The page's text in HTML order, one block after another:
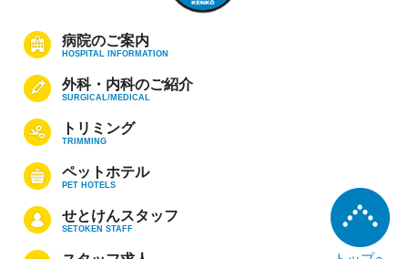
病院のご案内
HOSPITAL INFORMATION
外科・内科のご紹介
SURGICAL/MEDICAL
トリミング
TRIMMING
ペットホテル
PET HOTELS
せとけんスタッフ
SETOKEN STAFF